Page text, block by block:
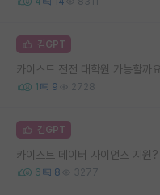
김GPT
카이스트 전전 대학원 가능할까
1 9 2728
김GPT
카이스트 데이터 사이언스 지원
6 8 3277